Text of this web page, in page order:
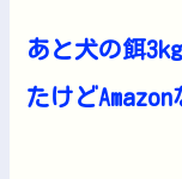
あと犬の餌
たけど